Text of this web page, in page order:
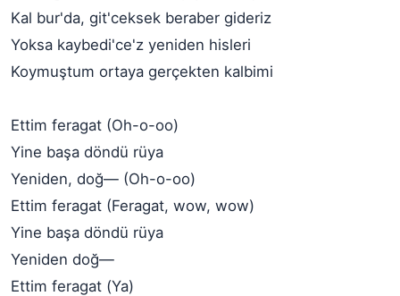
Kal bur'da, git'ceksek beraber gideriz
Yoksa kaybedi'ce'z yeniden hisleri
Koymuştum ortaya gerçekten kalbimi
Ettim feragat (Oh-o-oo)
Yine başa döndü rüya
Yeniden, doğ— (Oh-o-oo)
Ettim feragat (Feragat, wow, wow)
Yine başa döndü rüya
Yeniden doğ—
Ettim feragat (Ya)